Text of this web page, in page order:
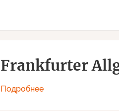
Frankfurter
Подробнее